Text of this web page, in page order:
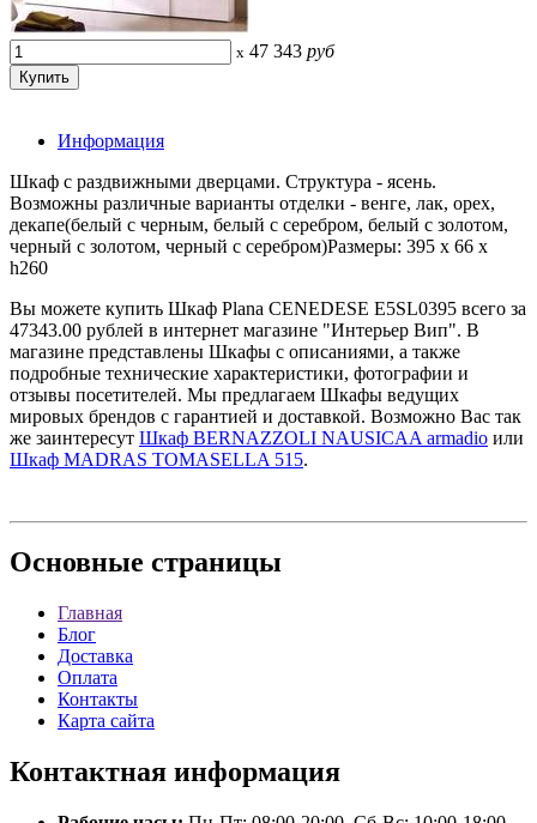
x 47 343 руб
Информация
Шкаф с раздвижными дверцами. Структура - ясень.
Возможны различные варианты отделки - венге, лак, орех,
декапе(белый с черным, белый с серебром, белый с золотом,
черный с золотом, черный с серебром)Размеры: 395 x 66 x
h260
Вы можете купить Шкаф Plana CENEDESE E5SL0395 всего за
47343.00 рублей в интернет магазине "Интерьер Вип". В
магазине представлены Шкафы с описаниями, а также
подробные технические характеристики, фотографии и
отзывы посетителей. Мы предлагаем Шкафы ведущих
мировых брендов с гарантией и доставкой. Возможно Вас так
же заинтересут Шкаф BERNAZZOLI NAUSICAA armadio или
Шкаф MADRAS TOMASELLA 515.
Основные страницы
Главная
Блог
Доставка
Оплата
Контакты
Карта сайта
Контактная информация